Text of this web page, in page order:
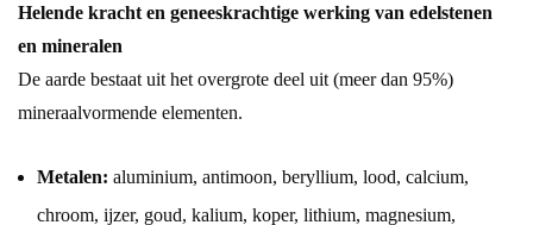
Helende kracht en geneeskrachtige werking van edelstenen
en mineralen
De aarde bestaat uit het overgrote deel uit (meer dan 95%)
mineraalvormende elementen.
Metalen: aluminium, antimoon, beryllium, lood, calcium,
chroom, ijzer, goud, kalium, koper, lithium, magnesium,